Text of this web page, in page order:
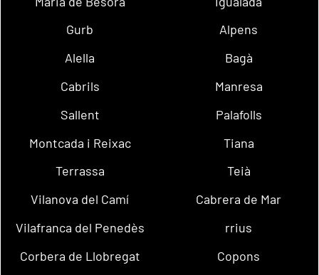
Gurb
Alpens
Alella
Bagà
Cabrils
Manresa
Sallent
Palafolls
Montcada i Reixac
Tiana
Terrassa
Teià
Vilanova del Camí
Cabrera de Mar
Vilafranca del Penedès
rrius
Corbera de Llobregat
Copons